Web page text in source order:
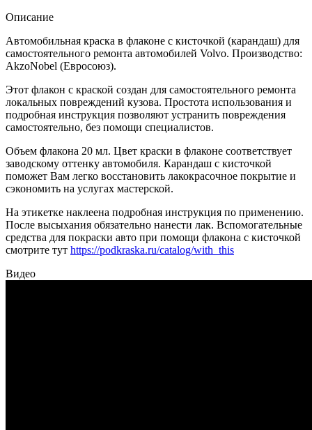
Описание
Автомобильная краска в флаконе с кисточкой (карандаш) для
самостоятельного ремонта автомобилей Volvo. Производство:
AkzoNobel (Евросоюз).
Этот флакон с краской создан для самостоятельного ремонта
локальных повреждений кузова. Простота использования и
подробная инструкция позволяют устранить повреждения
самостоятельно, без помощи специалистов.
Объем флакона 20 мл. Цвет краски в флаконе соответствует
заводскому оттенку автомобиля. Карандаш с кисточкой
поможет Вам легко восстановить лакокрасочное покрытие и
сэкономить на услугах мастерской.
На этикетке наклеена подробная инструкция по применению.
После высыхания обязательно нанести лак. Вспомогательные
средства для покраски авто при помощи флакона с кисточкой
смотрите тут https://podkraska.ru/catalog/with_this
Видео